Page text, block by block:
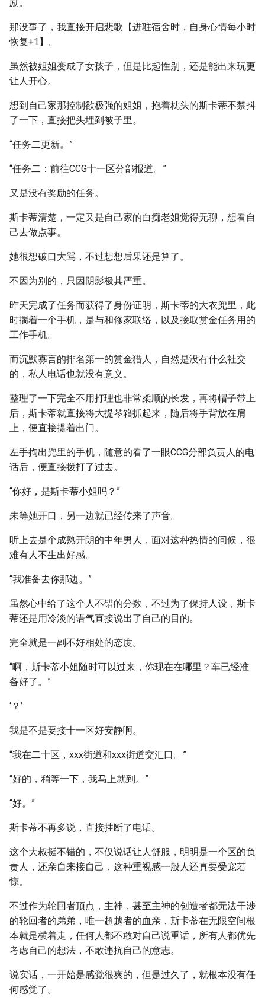
励。
那没事了，我直接开启悲歌【进驻宿舍时，自身心情每小时
恢复+1】。
虽然被姐姐变成了女孩子，但是比起性别，还是能出来玩更
让人开心。
想到自己家那控制欲极强的姐姐，抱着枕头的斯卡蒂不禁抖
了一下，直接把头埋到被子里。
“任务二更新。”
“任务二：前往CCG十一区分部报道。”
又是没有奖励的任务。
斯卡蒂清楚，一定又是自己家的白痴老姐觉得无聊，想看自
己去做点事。
她很想破口大骂，不过想想后果还是算了。
不因为别的，只因阴影极其严重。
昨天完成了任务而获得了身份证明，斯卡蒂的大衣兜里，此
时揣着一个手机，是与和修家联络，以及接取赏金任务用的
工作手机。
而沉默寡言的排名第一的赏金猎人，自然是没有什么社交
的，私人电话也就没有意义。
整理了一下完全不用打理也非常柔顺的长发，再将帽子带上
后，斯卡蒂就直接将大提琴箱抓起来，随后将手背放在肩
上，便直接提着出门。
左手掏出兜里的手机，随意的看了一眼CCG分部负责人的电
话后，便直接拨打了过去。
“你好，是斯卡蒂小姐吗？”
未等她开口，另一边就已经传来了声音。
听上去是个成熟开朗的中年男人，面对这种热情的问候，很
难有人不生出好感。
“我准备去你那边。”
虽然心中给了这个人不错的分数，不过为了保持人设，斯卡
蒂还是用冷淡的语气直接说出了自己的目的。
完全就是一副不好相处的态度。
“啊，斯卡蒂小姐随时可以过来，你现在在哪里？车已经准
备好了。”
‘？’
我是不是要接十一区好安静啊。
“我在二十区，xxx街道和xxx街道交汇口。”
“好的，稍等一下，我马上就到。”
“好。”
斯卡蒂不再多说，直接挂断了电话。
这个大叔挺不错的，不仅说话让人舒服，明明是一个区的负
责人，还亲自来接自己，这种重视感一般人还真要受宠若
惊。
不过作为轮回者顶点，主神，甚至主神的创造者都无法干涉
的轮回者的弟弟，唯一超越者的血亲，斯卡蒂在无限空间根
本就是横着走，任何人都不敢对自己说重话，所有人都优先
考虑自己的想法，不敢违抗自己的意志。
说实话，一开始是感觉很爽的，但是过久了，就根本没有任
何感觉了。